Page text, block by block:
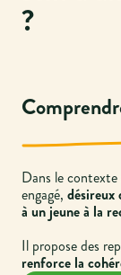
?
Dans le
engagé, désireux
à un jeune à la
Il propose des
renforce la